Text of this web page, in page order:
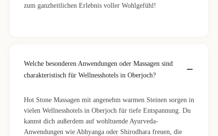
zum ganzheitlichen Erlebnis voller Wohlgefühl!
Welche besonderen Anwendungen oder Massagen sind
charakteristisch für Wellnesshotels in Oberjoch?
Hot Stone Massagen mit angenehm warmen Steinen sorgen in
vielen Wellnesshotels in Oberjoch für tiefe Entspannung. Du
kannst dich außerdem auf wohltuende Ayurveda-
Anwendungen wie Abhyanga oder Shirodhara freuen, die